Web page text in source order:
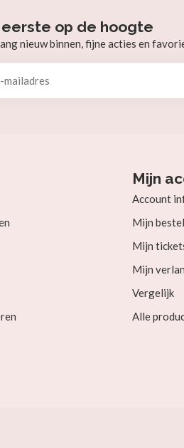
eerste op de hoogte
nieuw binnen, fijne acties en
Mijn
Account
Mijn
Mijn
Mijn
Vergelijk
Alle